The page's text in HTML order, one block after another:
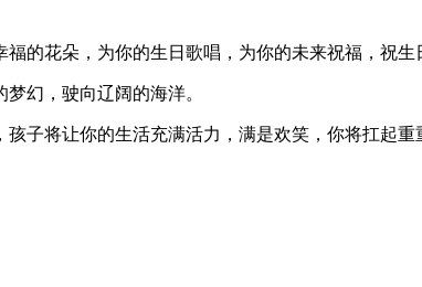
的花朵，为你的生日歌唱，为你的未来祝福，祝生
幻，驶向辽阔的海洋。
子将让你的生活充满活力，满是欢笑，你将扛起